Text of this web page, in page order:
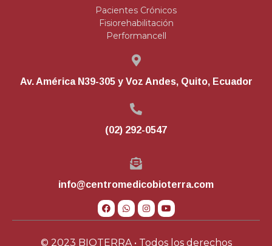
Pacientes Crónicos
Fisiorehabilitación
Performancell
Av. América N39-305 y Voz Andes, Quito, Ecuador
(02) 292-0547
info@centromedicobioterra.com
© 2023 BIOTERRA • Todos los derechos